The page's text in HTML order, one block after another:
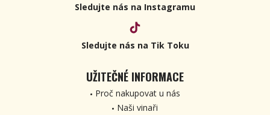
Sledujte nás na Instagramu
Sledujte nás na Tik Toku
UŽITEČNÉ INFORMACE
Proč nakupovat u nás
Naši vinaři